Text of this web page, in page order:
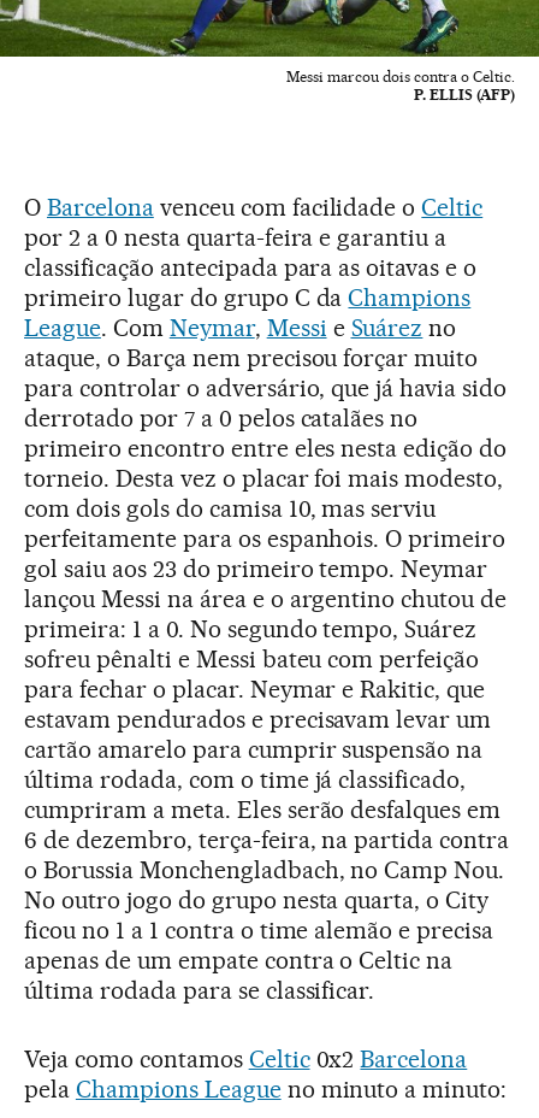
Messi marcou dois contra o Celtic.
P. ELLIS (AFP)
O Barcelonavenceu com facilidade oCeltic
por 2 a 0 nesta quarta-feira e garantiu a
classificação antecipada para as oitavas e o
primeiro lugar do grupo C daChampions
League. Com Neymar, Messi e Suárez no
ataque, o Barça nem precisou forçar muito
para controlar o adversário, que já havia sido
derrotado por 7 a 0 pelos catalães no
primeiro encontro entre eles nesta edição do
torneio. Desta vez o placar foi mais modesto,
com dois gols do camisa 10, mas serviu
perfeitamente para os espanhois. O primeiro
gol saiu aos 23 do primeiro tempo. Neymar
lançou Messi na área e o argentino chutou de
primeira: 1 a 0. No segundo tempo, Suárez
sofreu pênalti e Messi bateu com perfeição
para fechar o placar. Neymar e Rakitic, que
estavam pendurados e precisavam levar um
cartão amarelo para cumprir suspensão na
última rodada, com o time já classificado,
cumpriram a meta. Eles serão desfalques em
6 de dezembro, terça-feira, na partida contra
o Borussia Monchengladbach, no Camp Nou.
No outro jogo do grupo nesta quarta, o City
ficou no 1 a 1 contra o time alemão e precisa
apenas de um empate contra o Celtic na
última rodada para se classificar.
Veja como contamos Celtic0x2Barcelona
pela Champions Leagueno minuto a minuto: